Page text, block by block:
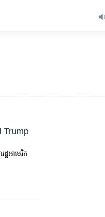
Trump
អាមេរិក